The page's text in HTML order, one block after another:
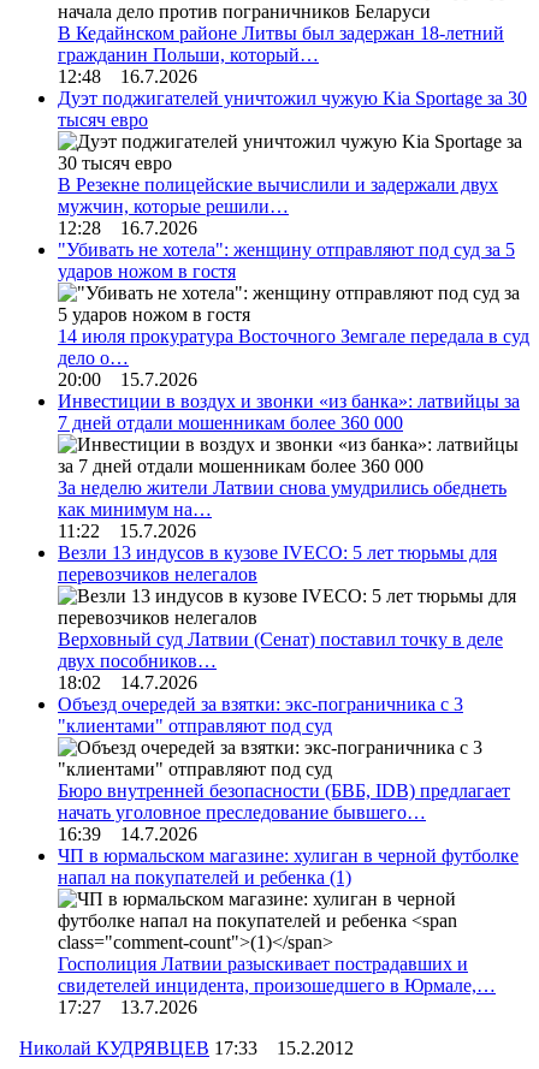
В Кедайнском районе Литвы был задержан 18-летний
гражданин Польши, который…
12:48 16.7.2026
Дуэт поджигателей уничтожил чужую Kia Sportage за 30
тысяч евро
В Резекне полицейские вычислили и задержали двух
мужчин, которые решили…
12:28 16.7.2026
"Убивать не хотела": женщину отправляют под суд за 5
ударов ножом в гостя
14 июля прокуратура Восточного Земгале передала в суд
дело о…
20:00 15.7.2026
Инвестиции в воздух и звонки «из банка»: латвийцы за
7 дней отдали мошенникам более 360 000
За неделю жители Латвии снова умудрились обеднеть
как минимум на…
11:22 15.7.2026
Везли 13 индусов в кузове IVECO: 5 лет тюрьмы для
перевозчиков нелегалов
Верховный суд Латвии (Сенат) поставил точку в деле
двух пособников…
18:02 14.7.2026
Объезд очередей за взятки: экс-пограничника с 3
"клиентами" отправляют под суд
Бюро внутренней безопасности (БВБ, IDB) предлагает
начать уголовное преследование бывшего…
16:39 14.7.2026
ЧП в юрмальском магазине: хулиган в черной футболке
напал на покупателей и ребенка (1)
Госполиция Латвии разыскивает пострадавших и
свидетелей инцидента, произошедшего в Юрмале,…
17:27 13.7.2026
Николай КУДРЯВЦЕВ 17:33 15.2.2012